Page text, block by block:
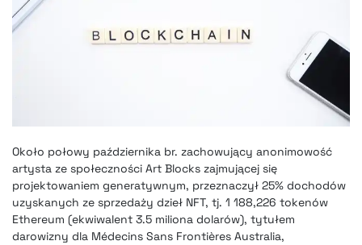
Około połowy października br. zachowujący anonimowość
artysta ze społeczności Art Blocks zajmującej się
projektowaniem generatywnym, przeznaczył 25% dochodów
uzyskanych ze sprzedaży dzieł NFT, tj. 1 188,226 tokenów
Ethereum (ekwiwalent 3.5 miliona dolarów), tytułem
darowizny dla Médecins Sans Frontières Australia,